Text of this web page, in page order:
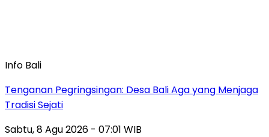
Info Bali
Tenganan Pegringsingan: Desa Bali Aga yang Menjaga
Tradisi Sejati
Sabtu, 8 Agu 2026 - 07:01 WIB